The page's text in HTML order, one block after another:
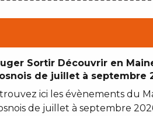
Sortir Découvrir en
de juillet à septembre
ici les évènements du
de juillet à septembre